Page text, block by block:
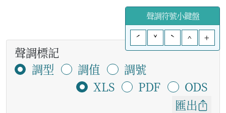
聲調符號小鍵盤
ˊ
ˇ ˋ ^ +
聲調標記
調型
調值
調號
XLS
PDF
ODS
匯出